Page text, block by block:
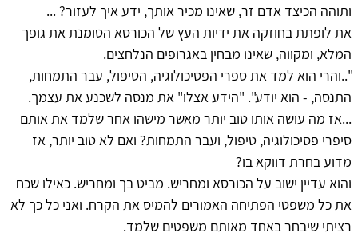
ותוהה הכיצד אדם זר, שאינו מכיר אותך, ידע איך לעזור? ...
את לופתת בחוזקה את ידיות העץ של הכורסא הטומנת את גופך
המלא, ומקווה, שאינו מבחין באגרופים הנלחצים.
"..והרי הוא למד את ספרי הפסיכולוגיה, הטיפול, עבר התמחות,
התנסה, - הוא יודע". "הידע אצלו" את מנסה לשכנע את עצמך.
...אז מה עושה אותו טוב יותר מאשר מישהו אחר שלמד את אותם
סיפרי פסיכולוגיה, טיפול, ועבר התמחות? ואם לא טוב יותר, אז
מדוע בחרת דווקא בו?
והוא עדיין ישוב על הכורסא ומחריש. מביט בך ומחריש. כאילו שכח
את כל משפטי הפתיחה האמורים להמיס את הקרח. ואני כל כך לא
רציתי שיבחר באחד מאותם משפטים שלמד.